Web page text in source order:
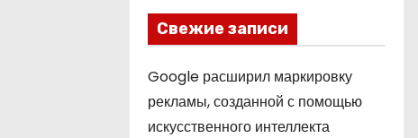
Свежие записи
Google расширил маркировку
рекламы, созданной с помощью
искусственного интеллекта